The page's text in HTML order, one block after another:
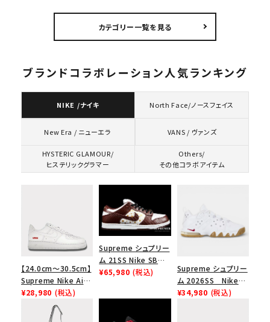
カテゴリー一覧を見る
ブランドコラボレーション人気ランキング
NIKE /ナイキ North Face/ノースフェイス
New Era / ニューエラ VANS / ヴァンズ
HYSTERIC GLAMOUR/
ヒステリックグラマー
Others/
その他コラボアイテム
【24.0cm～30.5cm】
Supreme Nike Air
Force 1 Low シュプ
リーム ナイキエアフォ
ース１スニーカー シ
¥28,980 (税込)
Supreme シュプリー
ム 21SS Nike SB
Dunk Low ナイキSB
¥65,980 (税込)
Supreme シュプリー
ム 2026SS Nike
SB Air Max 2 CB 94
¥34,980 (税込)